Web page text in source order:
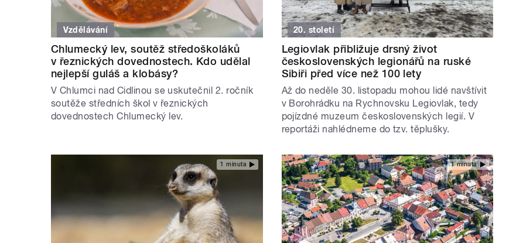
Vzdělávání
Chlumecký lev, soutěž středoškoláků
v řeznických dovednostech. Kdo udělal
nejlepší guláš a klobásy?
V Chlumci nad Cidlinou se uskutečnil 2. ročník
soutěže středních škol v řeznických
dovednostech Chlumecký lev.
20. století
Legiovlak přibližuje drsný život
československých legionářů na ruské
Sibiři před více než 100 lety
Až do neděle 30. listopadu mohou lidé navštívit
v Borohrádku na Rychnovsku Legiovlak, tedy
pojízdné muzeum československých legií. V
reportáži nahlédneme do tzv. těplušky.
1 minuta 1 minuta